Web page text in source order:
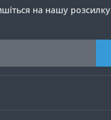
на нашу розсилку